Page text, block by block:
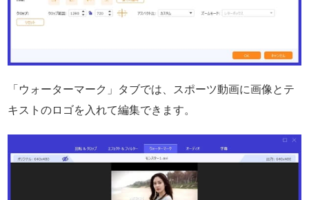
「ウォーターマーク」タブでは、スポーツ動画に画像とテ
キストのロゴを入れて編集できます。